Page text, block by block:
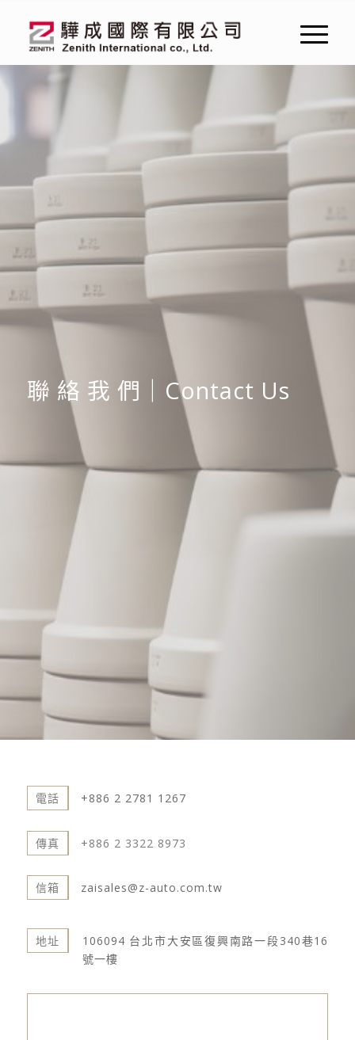
聯 絡 我 們｜Contact Us
電話 +886 2 2781 1267
傳真 +886 2 3322 8973
信箱 zaisales@z-auto.com.tw
地址
106094 台北市大安區復興南路一段340巷16
號一樓